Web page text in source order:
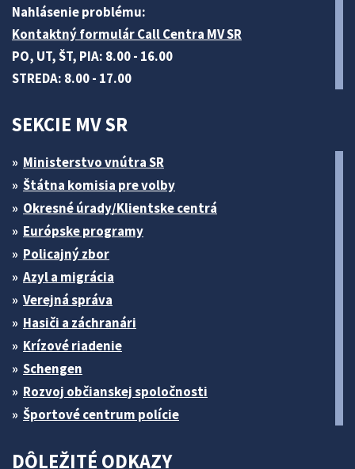
Nahlásenie problému:
Kontaktný formulár Call Centra MV SR
PO, UT, ŠT, PIA: 8.00 - 16.00
STREDA: 8.00 - 17.00
SEKCIE MV SR
Ministerstvo vnútra SR
Štátna komisia pre volby
Okresné úrady/Klientske centrá
Európske programy
Policajný zbor
Azyl a migrácia
Verejná správa
Hasiči a záchranári
Krízové riadenie
Schengen
Rozvoj občianskej spoločnosti
Športové centrum polície
DÔLEŽITÉ ODKAZY